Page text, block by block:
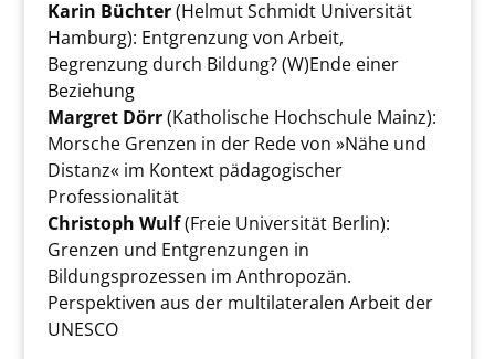
Karin Büchter(Helmut Schmidt Universität
Hamburg): Entgrenzung von Arbeit,
Begrenzung durch Bildung? (W)Ende einer
Beziehung
Margret Dörr(Katholische Hochschule Mainz):
Morsche Grenzen in der Rede von »Nähe und
Distanz« im Kontext pädagogischer
Professionalität
Christoph Wulf(Freie Universität Berlin):
Grenzen und Entgrenzungen in
Bildungsprozessen im Anthropozän.
Perspektiven aus der multilateralen Arbeit der
UNESCO